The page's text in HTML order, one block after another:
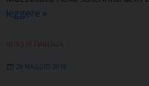
leggere Cattolici
in
appuntamento
»
NEWS IN EVIDENZA
28 MAGGIO 2019